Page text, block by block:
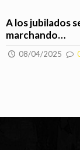
A los jubilados
marchando…
08/04/2025